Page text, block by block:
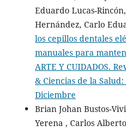
Eduardo Lucas-
Hernández, Carlo
los cepillos dentales
manuales para
ARTE Y CUIDADOS.
& Ciencias de la
Diciembre
Brian Johan Bustos-
Yerena , Carlos